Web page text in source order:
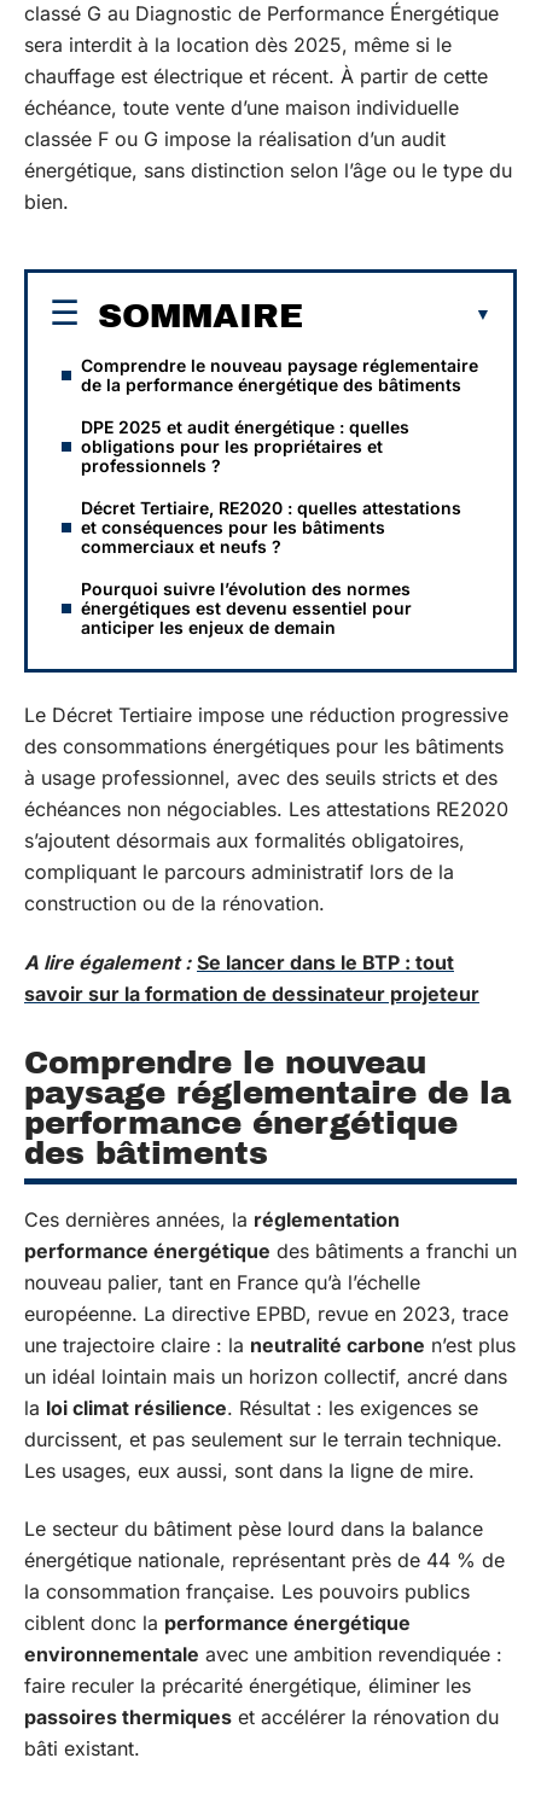
classé G au Diagnostic de Performance Énergétique
sera interdit à la location dès 2025, même si le
chauffage est électrique et récent. À partir de cette
échéance, toute vente d’une maison individuelle
classée F ou G impose la réalisation d’un audit
énergétique, sans distinction selon l’âge ou le type du
bien.
SOMMAIRE
Comprendre le nouveau paysage réglementaire
de la performance énergétique des bâtiments
DPE 2025 et audit énergétique : quelles
obligations pour les propriétaires et
professionnels ?
Décret Tertiaire, RE2020 : quelles attestations
et conséquences pour les bâtiments
commerciaux et neufs ?
Pourquoi suivre l’évolution des normes
énergétiques est devenu essentiel pour
anticiper les enjeux de demain
Le Décret Tertiaire impose une réduction progressive
des consommations énergétiques pour les bâtiments
à usage professionnel, avec des seuils stricts et des
échéances non négociables. Les attestations RE2020
s’ajoutent désormais aux formalités obligatoires,
compliquant le parcours administratif lors de la
construction ou de la rénovation.
A lire également : Se lancer dans le BTP : tout
savoir sur la formation de dessinateur projeteur
Comprendre le nouveau
paysage réglementaire de la
performance énergétique
des bâtiments
Ces dernières années, la réglementation
performance énergétique des bâtiments a franchi un
nouveau palier, tant en France qu’à l’échelle
européenne. La directive EPBD, revue en 2023, trace
une trajectoire claire : la neutralité carbone n’est plus
un idéal lointain mais un horizon collectif, ancré dans
la loi climat résilience. Résultat : les exigences se
durcissent, et pas seulement sur le terrain technique.
Les usages, eux aussi, sont dans la ligne de mire.
Le secteur du bâtiment pèse lourd dans la balance
énergétique nationale, représentant près de 44 % de
la consommation française. Les pouvoirs publics
ciblent donc la performance énergétique
environnementale avec une ambition revendiquée :
faire reculer la précarité énergétique, éliminer les
passoires thermiques et accélérer la rénovation du
bâti existant.